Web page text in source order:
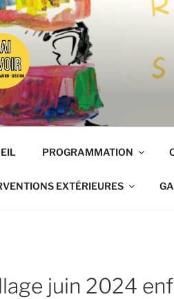
le théâtre !
PROGRAMMATION
EXTÉRIEURES
juin 2024